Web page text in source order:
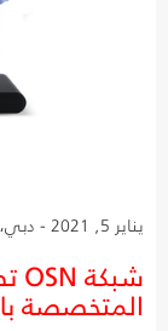
يناير 5, 2021 - دبي، الإمارات العربية المتحدة
المتخصصة